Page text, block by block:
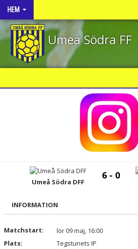
HEM
Umeå Södra FF
KALENDER
VÅRA LAG/TRÄNARE
DOKUMENT
Umeå Södra DFF
6 - 0
INFORMATION
Matchstart:
lör 09 maj, 16:00
Plats:
Tegstunets IP